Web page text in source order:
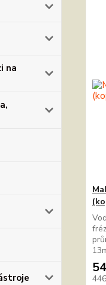
na